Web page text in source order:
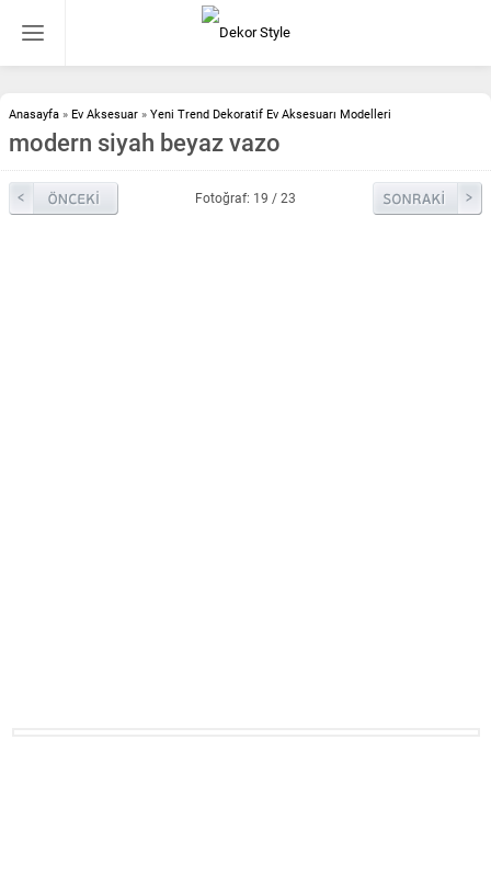
Anasayfa » Ev Aksesuar » Yeni Trend Dekoratif Ev Aksesuarı Modelleri
modern siyah beyaz vazo
Fotoğraf: 19 / 23